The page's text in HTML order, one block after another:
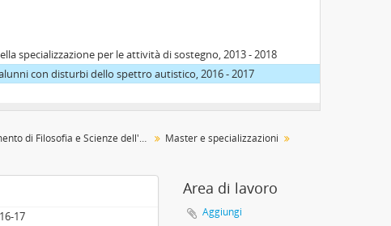
specializzazione per le attività di sostegno, 2013 - 2018
con disturbi dello spettro autistico, 2016 - 2017
Dipartimento di Filosofia e Scienze dell'educazione
Master e specializzazioni
17
Area di lavoro
Aggiungi